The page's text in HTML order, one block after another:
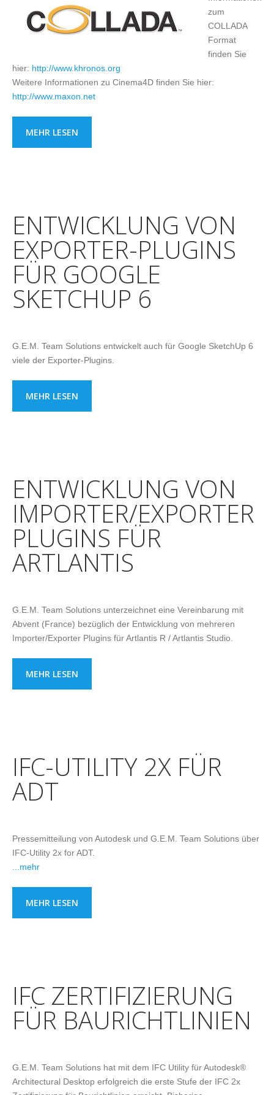
zum
COLLADA
Format
finden Sie
hier: http://www.khronos.org
Weitere Informationen zu Cinema4D finden Sie hier:
http://www.maxon.net
MEHR LESEN
ENTWICKLUNG VON
EXPORTER-PLUGINS
FÜR GOOGLE
SKETCHUP 6
G.E.M. Team Solutions entwickelt auch für Google SketchUp 6
viele der Exporter-Plugins.
MEHR LESEN
ENTWICKLUNG VON
IMPORTER/EXPORTER
PLUGINS FÜR
ARTLANTIS
G.E.M. Team Solutions unterzeichnet eine Vereinbarung mit
Abvent (France) bezüglich der Entwicklung von mehreren
Importer/Exporter Plugins für Artlantis R / Artlantis Studio.
MEHR LESEN
IFC-UTILITY 2X FÜR
ADT
Pressemitteilung von Autodesk und G.E.M. Team Solutions über
IFC-Utility 2x for ADT.
...mehr
MEHR LESEN
IFC ZERTIFIZIERUNG
FÜR BAURICHTLINIEN
G.E.M. Team Solutions hat mit dem IFC Utility für Autodesk®
Architectural Desktop erfolgreich die erste Stufe der IFC 2x